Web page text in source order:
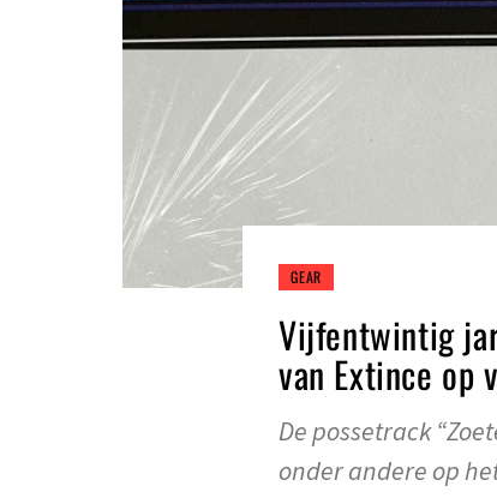
GEAR
Vijfentwintig
van Extince op
De possetrack
onder andere op